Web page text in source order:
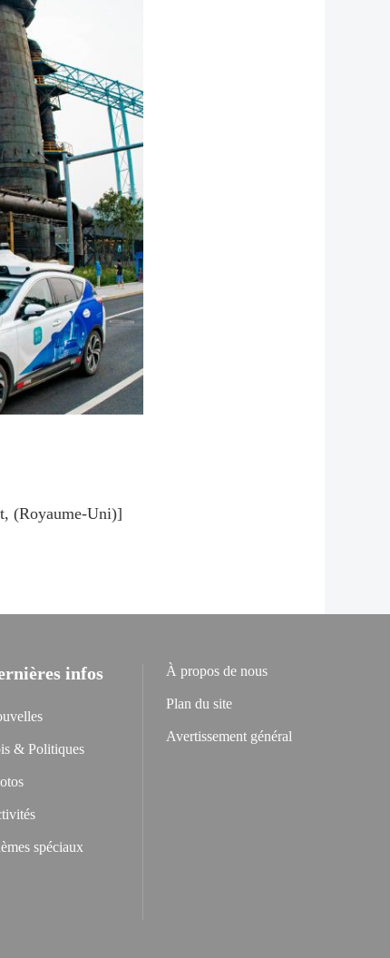
(Royaume-Uni)]
infos
& Politiques
spéciaux
À propos de nous
Plan du site
Avertissement général